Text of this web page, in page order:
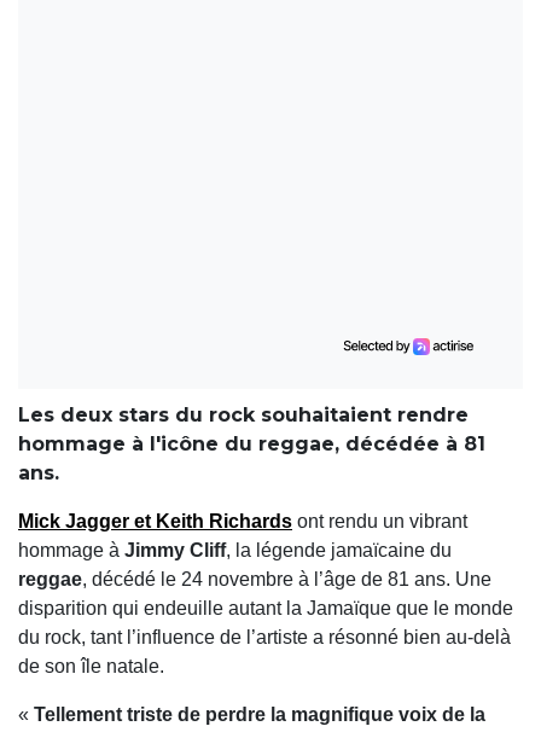
Les deux stars du rock souhaitaient rendre
hommage à l'icône du reggae, décédée à 81
ans.
Mick Jagger et Keith Richards ont rendu un vibrant
hommage à Jimmy Cliff, la légende jamaïcaine du
reggae, décédé le 24 novembre à l’âge de 81 ans. Une
disparition qui endeuille autant la Jamaïque que le monde
du rock, tant l’influence de l’artiste a résonné bien au-delà
de son île natale.
« Tellement triste de perdre la magnifique voix de la